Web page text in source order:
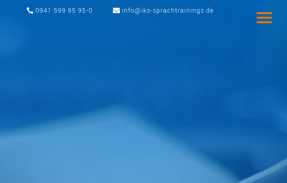
0941 599 95 95-0 info@iks-sprachtrainings.de